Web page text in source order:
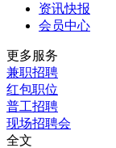
资讯快报
会员中心
更多服务
兼职招聘
红包职位
普工招聘
现场招聘会
全文